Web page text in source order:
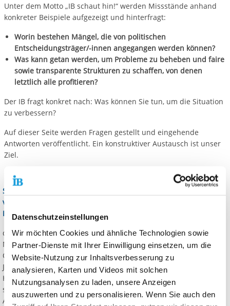
Datenschutzeinstellungen
Wir möchten Cookies und ähnliche Technologien sowie
Partner-Dienste mit Ihrer Einwilligung einsetzen, um die
Website-Nutzung zur Inhaltsverbesserung zu
analysieren, Karten und Videos mit solchen
Nutzungsanalysen zu laden, unsere Anzeigen
auszuwerten und zu personalisieren. Wenn Sie auch den
Unter dem Motto „IB schaut hin!“ werden Missstände anhand
konkreter Beispiele aufgezeigt und hinterfragt:
Worin bestehen Mängel, die von politischen
Entscheidungsträger/-innen angegangen werden können?
Was kann getan werden, um Probleme zu beheben und faire
sowie transparente Strukturen zu schaffen, von denen
letztlich alle profitieren?
Der IB fragt konkret nach: Was können Sie tun, um die Situation
zu verbessern?
Auf dieser Seite werden Fragen gestellt und eingehende
Antworten veröffentlicht. Ein konstruktiver Austausch ist unser
Ziel.
Sehr geehrte Damen und Herren, liebe Interessierte,
verehrte Unterstützerinnen und Unterstützer des
Internationalen Bunds,
der Leitsatz „MenschSein stärken“ ist für die fast 14.000
Mitarbeiterinnen und Mitarbeiter des IB Motivation und
Orientierung. Der Internationale Bund unterstützt Kinder,
Jugendliche, Erwachsene und Senioren unabhängig von ihrer
Herkunft, Religion oder Weltanschauung dabei, ein
selbstverantwortetes Leben zu führen. Das Spektrum unserer
Angebote ist groß und reicht von Kindertagesstätten über